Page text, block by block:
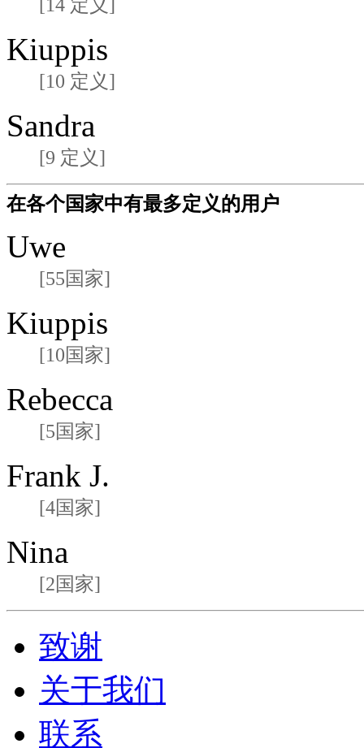
[14 定义]
Kiuppis
[10 定义]
Sandra
[9 定义]
在各个国家中有最多定义的用户
Uwe
[55国家]
Kiuppis
[10国家]
Rebecca
[5国家]
Frank J.
[4国家]
Nina
[2国家]
致谢
关于我们
联系